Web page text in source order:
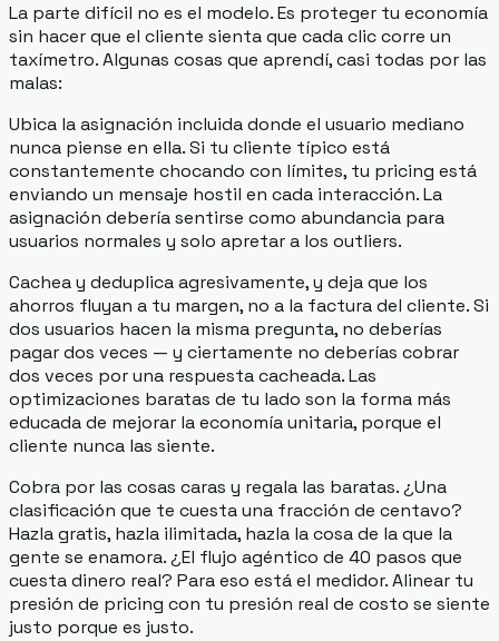
La parte difícil no es el modelo. Es proteger tu economía
sin hacer que el cliente sienta que cada clic corre un
taxímetro. Algunas cosas que aprendí, casi todas por las
malas:
Ubica la asignación incluida donde el usuario mediano
nunca piense en ella. Si tu cliente típico está
constantemente chocando con límites, tu pricing está
enviando un mensaje hostil en cada interacción. La
asignación debería sentirse como abundancia para
usuarios normales y solo apretar a los outliers.
Cachea y deduplica agresivamente, y deja que los
ahorros fluyan a tu margen, no a la factura del cliente. Si
dos usuarios hacen la misma pregunta, no deberías
pagar dos veces — y ciertamente no deberías cobrar
dos veces por una respuesta cacheada. Las
optimizaciones baratas de tu lado son la forma más
educada de mejorar la economía unitaria, porque el
cliente nunca las siente.
Cobra por las cosas caras y regala las baratas. ¿Una
clasificación que te cuesta una fracción de centavo?
Hazla gratis, hazla ilimitada, hazla la cosa de la que la
gente se enamora. ¿El flujo agéntico de 40 pasos que
cuesta dinero real? Para eso está el medidor. Alinear tu
presión de pricing con tu presión real de costo se siente
justo porque es justo.